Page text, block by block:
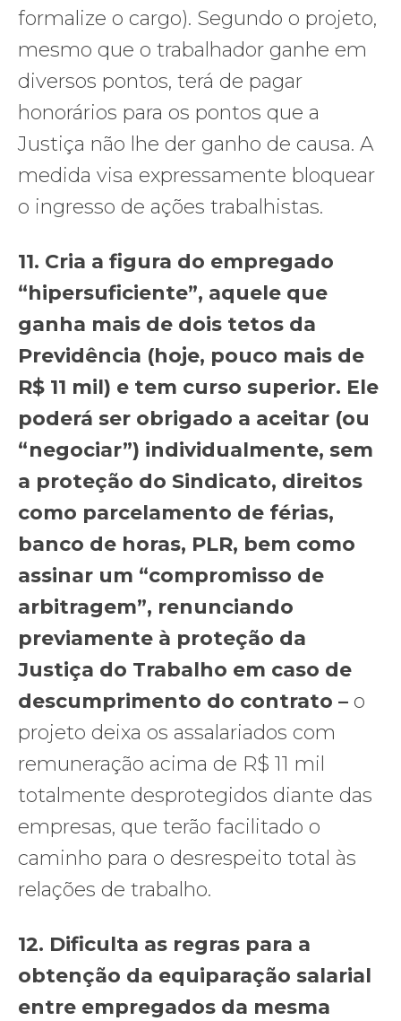
formalize o cargo). Segundo o projeto,
mesmo que o trabalhador ganhe em
diversos pontos, terá de pagar
honorários para os pontos que a
Justiça não lhe der ganho de causa. A
medida visa expressamente bloquear
o ingresso de ações trabalhistas.
11. Cria a figura do empregado
“hipersuficiente”, aquele que
ganha mais de dois tetos da
Previdência (hoje, pouco mais de
R$ 11 mil) e tem curso superior. Ele
poderá ser obrigado a aceitar (ou
“negociar”) individualmente, sem
a proteção do Sindicato, direitos
como parcelamento de férias,
banco de horas, PLR, bem como
assinar um “compromisso de
arbitragem”, renunciando
previamente à proteção da
Justiça do Trabalho em caso de
descumprimento do contrato – o
projeto deixa os assalariados com
remuneração acima de R$ 11 mil
totalmente desprotegidos diante das
empresas, que terão facilitado o
caminho para o desrespeito total às
relações de trabalho.
12. Dificulta as regras para a
obtenção da equiparação salarial
entre empregados da mesma